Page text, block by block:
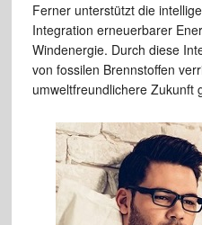
Ferner unterstützt die
Integration erneuerbarer
Windenergie. Durch diese
von fossilen Brennstoffen
umweltfreundlichere Zukunft